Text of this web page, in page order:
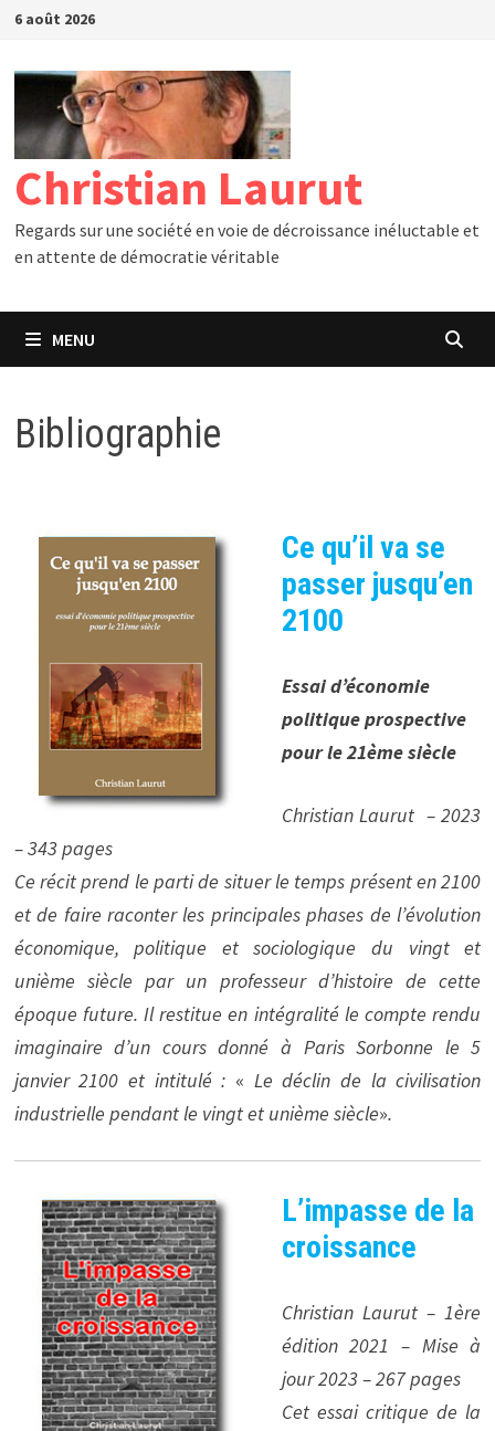
Passer
contenu
6 août 2026
Christian Laurut
Regards sur une société en voie de décroissance inéluctable et
en attente de démocratie véritable
MENU
Bibliographie
Ce qu’il va se
passer jusqu’en
2100
Essai d’économie
politique prospective
pour le 21ème siècle
Christian Laurut – 2023
– 343 pages
Ce récit prend le parti de situer le temps présent en 2100
et de faire raconter les principales phases de l’évolution
économique, politique et sociologique du vingt et
unième siècle par un professeur d’histoire de cette
époque future. Il restitue en intégralité le compte rendu
imaginaire d’un cours donné à Paris Sorbonne le 5
janvier 2100 et intitulé : « Le déclin de la civilisation
industrielle pendant le vingt et unième siècle».
L’impasse de la
croissance
Christian Laurut – 1ère
édition 2021 – Mise à
jour 2023 – 267 pages
Cet essai critique de la